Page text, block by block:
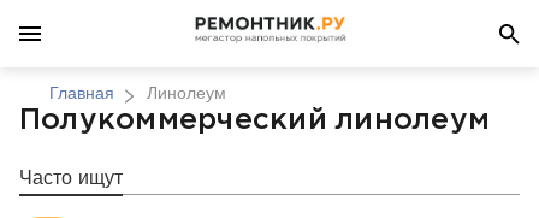
Главная Линолеум
Полукоммерческий линолеум
Часто ищут